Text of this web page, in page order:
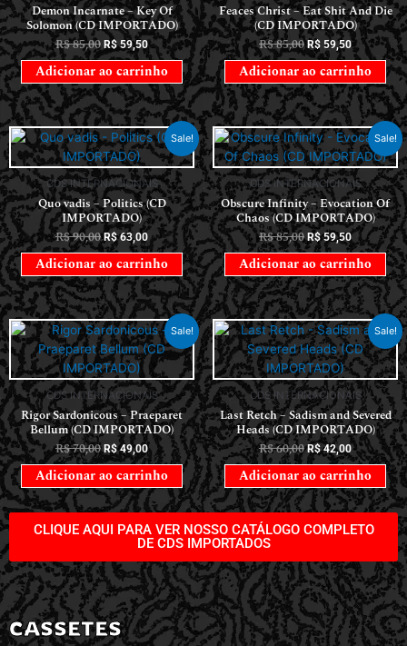
Demon Incarnate – Key Of
Solomon (CD IMPORTADO)
R$85,00 R$59,50
Adicionar ao carrinho
Feaces Christ – Eat Shit And Die
(CD IMPORTADO)
R$85,00 R$ 59,50
Adicionar ao carrinho
Sale!
CDS INTERNACIONAIS
Quo vadis – Politics (CD
IMPORTADO)
R$90,00 R$63,00
Adicionar ao carrinho
Sale!
CDS INTERNACIONAIS
Obscure Infinity – Evocation Of
Chaos (CD IMPORTADO)
R$85,00 R$59,50
Adicionar ao carrinho
Sale!
CDS INTERNACIONAIS
Rigor Sardonicous – Praeparet
Bellum (CD IMPORTADO)
R$70,00 R$49,00
Adicionar ao carrinho
Sale!
CDS INTERNACIONAIS
Last Retch – Sadism and Severed
Heads (CD IMPORTADO)
R$60,00 R$42,00
Adicionar ao carrinho
CLIQUE AQUI PARA VER NOSSO CATÁLOGO COMPLETO
DE CDS IMPORTADOS
CASSETES